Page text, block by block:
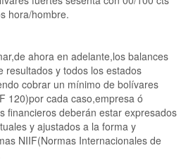
hora/hombre.
ahora en adelante,los balances
resultados y todos los estados
cobrar un mínimo de bolívares
120)por cada caso,empresa ó
financieros deberán estar expresados
y ajustados a la forma y
NIIF(Normas Internacionales de